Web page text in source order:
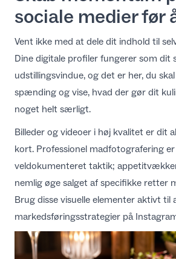
sociale medier før
Vent ikke med at dele dit indhold til
Dine digitale profiler fungerer som dit
udstillingsvindue, og det er her, du
spænding og vise, hvad der gør dit
noget helt særligt.
Billeder og videoer i høj kvalitet er dit
kort. Professionel madfotografering er
veldokumenteret taktik;
nemlig øge salget af specifikke retter
Brug disse visuelle elementer aktivt til
markedsføringsstrategier på